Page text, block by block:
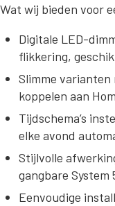
Wat wij bieden voor
Digitale LED-
flikkering,
Slimme
koppelen aan
Tijdschema’s
elke avond
Stijlvolle
gangbare
Eenvoudige